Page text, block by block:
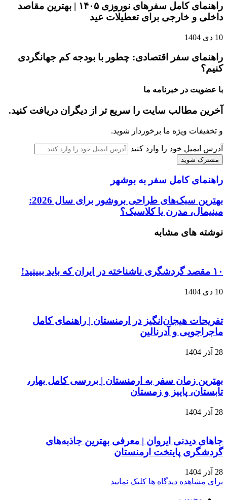
راهنمای کامل سفرهای نوروزی ۱۴۰۵ | بهترین مقاصد
داخلی و خارجی برای تعطیلات عید
10 دی 1404
راهنمای سفر اقتصادی: چطور با بودجه کم جهانگردی
کنیم؟
با عضویت در خبرنامه ما
آخرین مطالب سایت را سریع تر از دیگران دریافت کنید.
و تخفیفات ویژه ما برخوردار شوید.
آدرس ایمیل خود را وارد کنید
راهنمای کامل سفر به بوشهر
بهترین سبک‌های طراحی بروشور برای سال 2026:
مینیمال، مدرن یا کلاسیک؟
نوشته های مشابه
۱۰ مقصد گردشگری ناشناخته در ایران که باید ببینید!
10 دی 1404
تفریحات هیجان‌انگیز در ارمنستان | راهنمای کامل
ماجراجویی و آدرنالین
28 آذر 1404
بهترین زمان سفر به ارمنستان | بررسی کامل بهار،
تابستان، پاییز و زمستان
28 آذر 1404
جاهای دیدنی ایروان | معرفی بهترین جاذبه‌های
گردشگری پایتخت ارمنستان
28 آذر 1404
برای مشاهده دیدگاه ها کلیک نمایید